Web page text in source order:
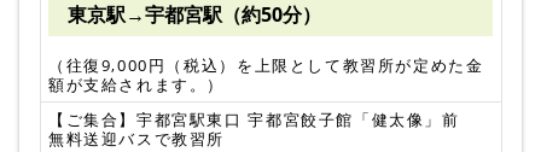
東京駅→宇都宮駅（約50分）
（往復9,000円（税込）を上限として教習所が定めた金
額が支給されます。）
【ご集合】宇都宮駅東口 宇都宮餃子館「健太像」前
無料送迎バスで教習所